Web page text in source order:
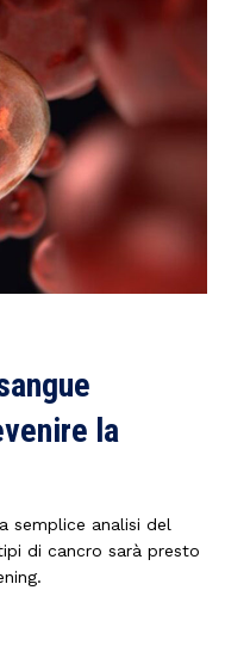
la
semplice analisi del
di cancro sarà presto